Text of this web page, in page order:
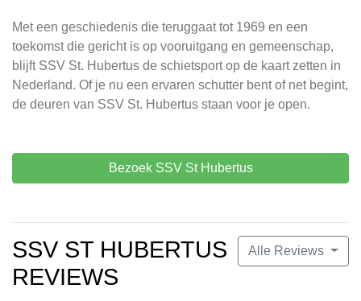
Met een geschiedenis die teruggaat tot 1969 en een
toekomst die gericht is op vooruitgang en gemeenschap,
blijft SSV St. Hubertus de schietsport op de kaart zetten in
Nederland. Of je nu een ervaren schutter bent of net begint,
de deuren van SSV St. Hubertus staan voor je open.
Bezoek SSV St Hubertus
Alle Reviews
SSV ST HUBERTUS
REVIEWS